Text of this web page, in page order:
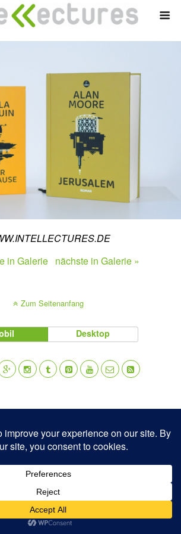
in Galerie nächste in Galerie »
Zum Seitenanfang
Desktop